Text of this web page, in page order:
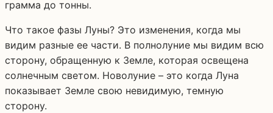
грамма до тонны.
Что такое фазы Луны? Это изменения, когда мы
видим разные ее части. В полнолуние мы видим всю
сторону, обращенную к Земле, которая освещена
солнечным светом. Новолуние – это когда Луна
показывает Земле свою невидимую, темную
сторону.